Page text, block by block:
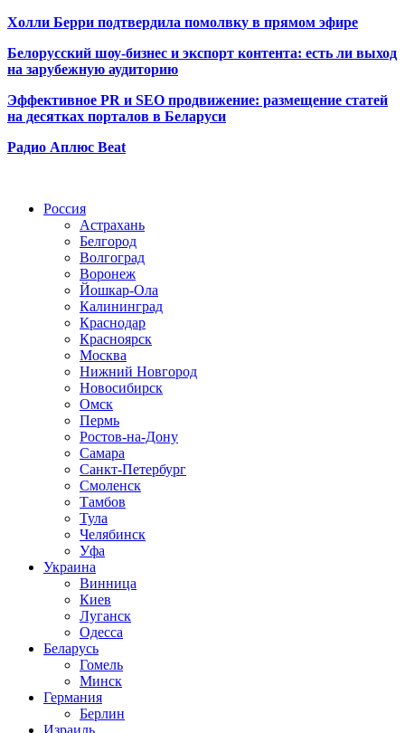
Холли Берри подтвердила помолвку в прямом эфире
Белорусский шоу-бизнес и экспорт контента: есть ли выход
на зарубежную аудиторию
Эффективное PR и SEO продвижение: размещение статей
на десятках порталов в Беларуси
Радио Аплюс Beat
Россия
Астрахань
Белгород
Волгоград
Воронеж
Йошкар-Ола
Калининград
Краснодар
Красноярск
Москва
Нижний Новгород
Новосибирск
Омск
Пермь
Ростов-на-Дону
Самара
Санкт-Петербург
Смоленск
Тамбов
Тула
Челябинск
Уфа
Украина
Винница
Киев
Луганск
Одесса
Беларусь
Гомель
Минск
Германия
Берлин
Израиль